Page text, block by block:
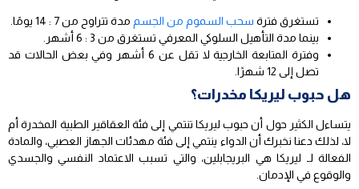
تستغرق فترة سحب السموم من الجسم مدة تتراوح من 7 : 14 يومًا.
بينما مدة التأهيل السلوكي المعرفي تستغرق من 3 : 6 أشهر.
وفترة المتابعة الخارجية لا تقل عن 6 أشهر وفي بعض الحالات قد
تصل إلى 12 شهرًا.
هل حبوب ليريكا مخدرات؟
يتساءل الكثير حول أن حبوب ليريكا تنتمي إلى فئة العقاقير الطبية المخدرة أم
لا، لذلك دعنا نخبرك أن الدواء ينتمي إلى فئة مهدئات الجهاز العصبي، والمادة
الفعالة لـ ليريكا هي البريجابلين، والتي تسبب الاعتماد النفسي والجسدي
والوقوع في الإدمان.